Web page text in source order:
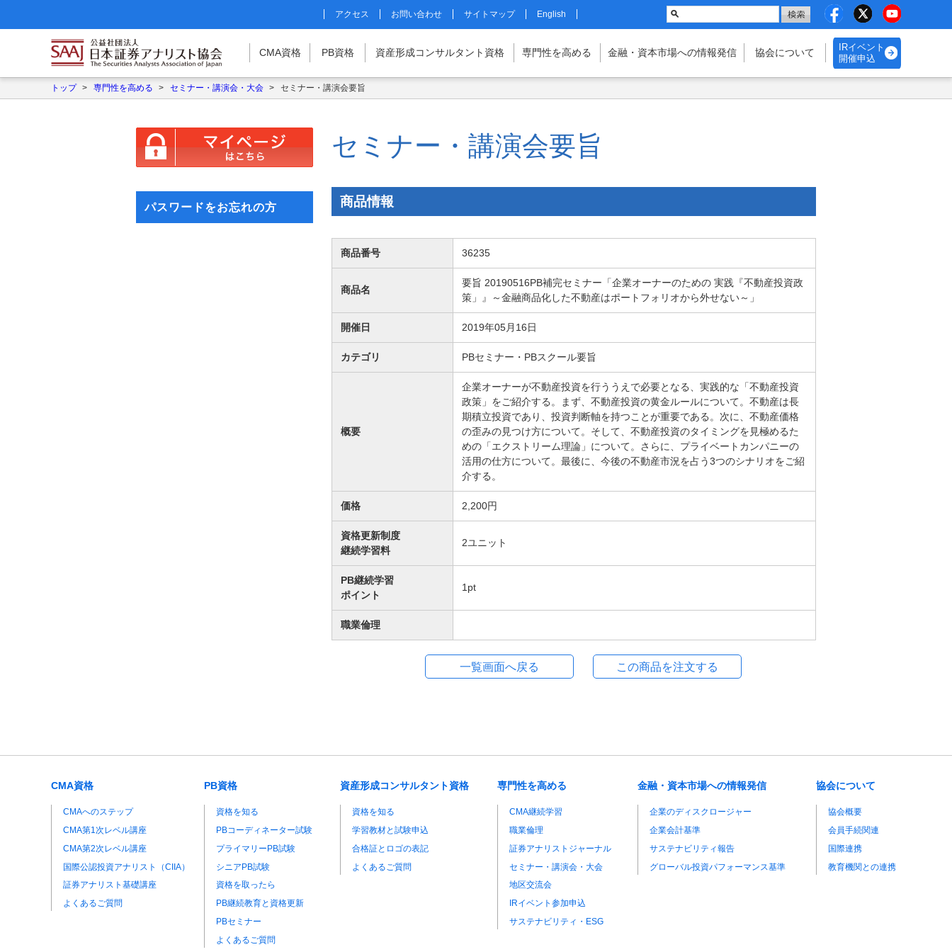
アクセス お問い合わせ サイトマップ English
CMA資格 PB資格 資産形成コンサルタント 資格 専門性を高める 金融・資本市場への情報発信 協会について
IRイベント
開催申込
トップ > 専門性を高める > セミナー・講演会・大会 > セミナー・講演会要旨
セミナー・講演会要旨
商品情報
商品番号 36235
商品名
要旨 20190516PB補完セミナー「企業オーナーのための 実践『不動産投資政
策」』～金融商品化した不動産はポートフォリオから外せない～」
開催日 2019年05月16日
カテゴリ PBセミナー・PBスクール要旨
概要
企業オーナーが不動産投資を行ううえで必要となる、実践的な「不動産投資
政策」をご紹介する。まず、不動産投資の黄金ルールについて。不動産は長
期積立投資であり、投資判断軸を持つことが重要である。次に、不動産価格
の歪みの見つけ方について。そして、不動産投資のタイミングを見極めるた
めの「エクストリーム理論」について。さらに、プライベートカンパニーの
活用の仕方について。最後に、今後の不動産市況を占う3つのシナリオをご紹
介する。
価格 2,200円
資格更新制度
継続学習料
2ユニット
PB継続学習
ポイント
1 pt
職業倫理
マイページはこちら
パスワードをお忘れの方
CMA資格
CMAへのステップ
CMA第1次レベル講座
CMA第2次レベル講座
国際公認投資アナリスト（CIIA）
証券アナリスト基礎講座
よくあるご質問
PB資格
資格を知る
PBコーディネーター試験
プライマリーPB試験
シニアPB試験
資格を取ったら
PB継続教育と資格更新
PBセミナー
よくあるご質問
資産形成コンサルタント資格
資格を知る
学習教材と試験申込
合格証とロゴの表記
よくあるご質問
専門性を高める
CMA継続学習
職業倫理
証券アナリストジャーナル
セミナー・講演会・大会
地区交流会
IRイベント参加申込
サステナビリティ・ESG
金融・資本市場への情報発信
企業のディスクロージャー
企業会計基準
サステナビリティ報告
グローバル投資パフォーマンス基準
協会について
協会概要
会員手続関連
国際連携
教育機関との連携